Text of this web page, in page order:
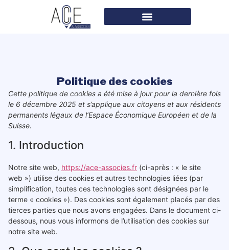
Politique des cookies
Cette politique de cookies a été mise à jour pour la dernière fois
le 6 décembre 2025 et s’applique aux citoyens et aux résidents
permanents légaux de l’Espace Économique Européen et de la
Suisse.
1. Introduction
Notre site web, https://ace-associes.fr (ci-après : « le site
web ») utilise des cookies et autres technologies liées (par
simplification, toutes ces technologies sont désignées par le
terme « cookies »). Des cookies sont également placés par des
tierces parties que nous avons engagées. Dans le document ci-
dessous, nous vous informons de l’utilisation des cookies sur
notre site web.